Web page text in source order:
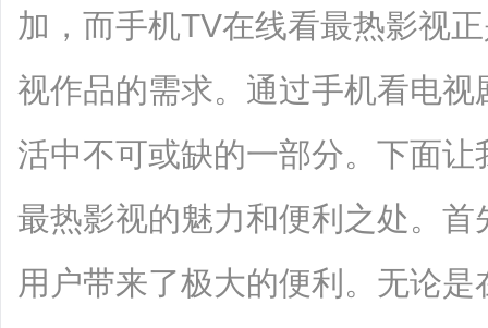
加，而手机TV在线看最热影视
视作品的需求。通过手机看电
活中不可或缺的一部分。下面
最热影视的魅力和便利之处。
用户带来了极大的便利。无论